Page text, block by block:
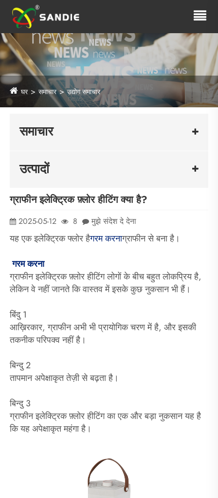
घर समाचार उद्योग समाचार
समाचार
उत्पादों
ग्राफीन इलेक्ट्रिक फ़्लोर हीटिंग क्या है?
2025-05-12 8 मुझे संदेश दे देना
यह एक इलेक्ट्रिक फ्लोर हैगरम करनाग्राफीन से बना है।
गरम करना
ग्राफीन इलेक्ट्रिक फ़्लोर हीटिंग लोगों के बीच बहुत लोकप्रिय है,
लेकिन वे नहीं जानते कि वास्तव में इसके कुछ नुकसान भी हैं।
बिंदु 1
आख़िरकार, ग्राफीन अभी भी प्रायोगिक चरण में है, और इसकी
तकनीक परिपक्व नहीं है।
बिन्दु 2
तापमान अपेक्षाकृत तेज़ी से बढ़ता है।
बिन्दु 3
ग्राफीन इलेक्ट्रिक फ़्लोर हीटिंग का एक और बड़ा नुकसान यह है
कि यह अपेक्षाकृत महंगा है।